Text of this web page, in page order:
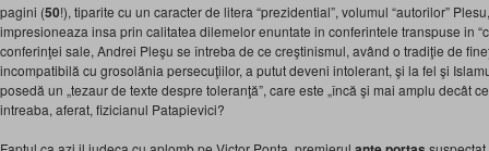
pagini (50!), tiparite cu un caracter de litera “prezidential”, volumul “autorilor”
impresioneaza insa prin calitatea dilemelor enuntate in conferintele transpuse in
conferinţei sale, Andrei Pleşu se întreba de ce creştinismul, având o tradiţie de
incompatibilă cu grosolănia persecuţiilor, a putut deveni intolerant, şi la fel şi
posedă un „tezaur de texte despre toleranţă”, care este „încă şi mai amplu decât
intreaba, aferat, fizicianul Patapievici?